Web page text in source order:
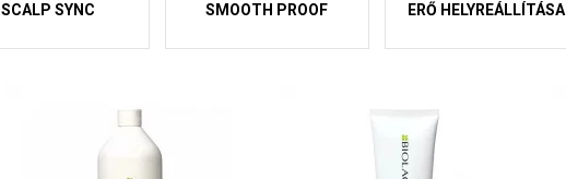
SCALP SYNC SMOOTH PROOF ERŐ HELYREÁLLÍTÁSA